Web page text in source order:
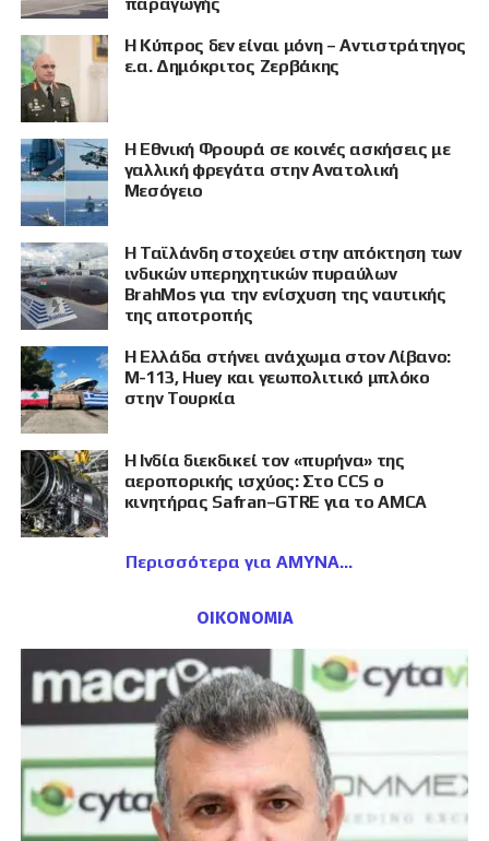
Η Κύπρος δεν είναι μόνη – Αντιστράτηγος
ε.α. Δημόκριτος Ζερβάκης
Η Εθνική Φρουρά σε κοινές ασκήσεις με
γαλλική φρεγάτα στην Ανατολική
Μεσόγειο
Η Ταϊλάνδη στοχεύει στην απόκτηση των
ινδικών υπερηχητικών πυραύλων
BrahMos για την ενίσχυση της ναυτικής
της αποτροπής
Η Ελλάδα στήνει ανάχωμα στον Λίβανο:
M-113, Huey και γεωπολιτικό μπλόκο
στην Τουρκία
Η Ινδία διεκδικεί τον «πυρήνα» της
αεροπορικής ισχύος: Στο CCS ο
κινητήρας Safran–GTRE για το AMCA
Περισσότερα για ΑΜΥΝΑ
ΟΙΚΟΝΟΜΙΑ